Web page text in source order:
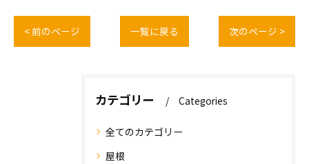
< 前のページ 一覧に戻る 次のページ >
カテゴリー Categories
全てのカテゴリー
屋根